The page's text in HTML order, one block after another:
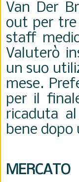
Van Der
out per
staff
Valuterò
un suo
mese.
per il
ricaduta
bene dopo
MERCATO